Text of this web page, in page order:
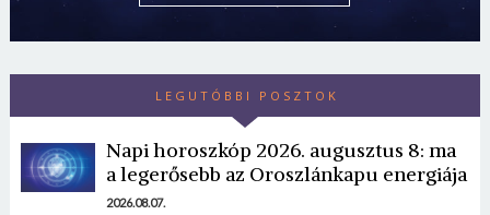
LEGUTÓBBI POSZTOK
Napi horoszkóp 2026. augusztus 8: ma
a legerősebb az Oroszlánkapu energiája
2026.08.07.